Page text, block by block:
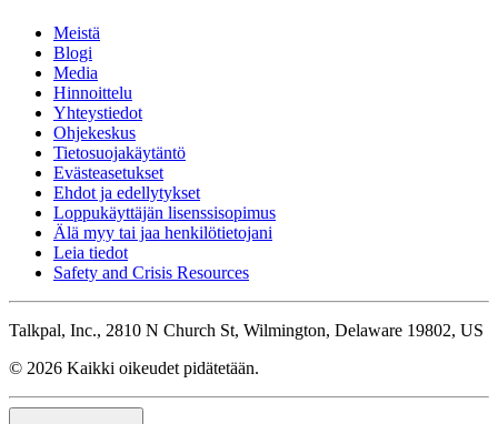
Meistä
Blogi
Media
Hinnoittelu
Yhteystiedot
Ohjekeskus
Tietosuojakäytäntö
Evästeasetukset
Ehdot ja edellytykset
Loppukäyttäjän lisenssisopimus
Älä myy tai jaa henkilötietojani
Leia tiedot
Safety and Crisis Resources
Talkpal, Inc., 2810 N Church St, Wilmington, Delaware 19802, US
© 2026 Kaikki oikeudet pidätetään.